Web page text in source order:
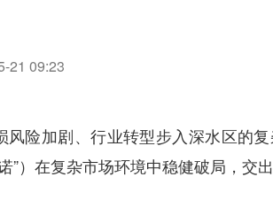
21 09:23
险加剧、行业转型步入深水区的
”）在复杂市场环境中稳健破局，交